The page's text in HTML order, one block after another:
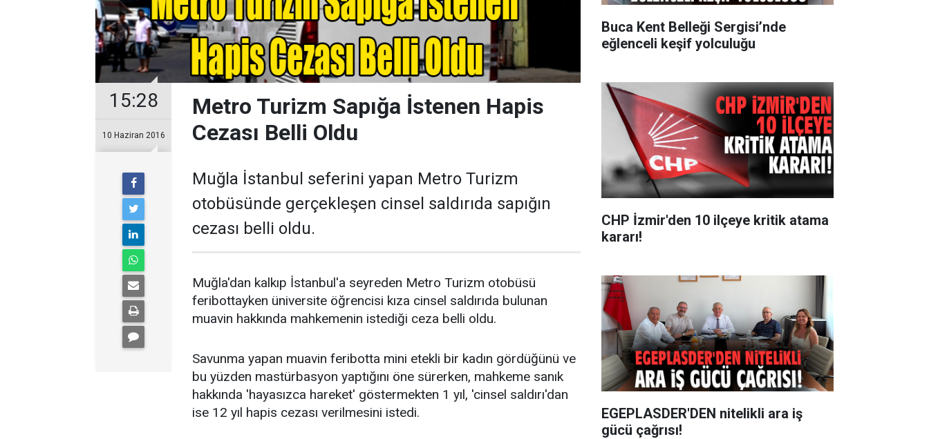
15:28
10 Haziran 2016
Metro Turizm Sapığa İstenen Hapis
Cezası Belli Oldu
Muğla İstanbul seferini yapan Metro Turizm
otobüsünde gerçekleşen cinsel saldırıda sapığın
cezası belli oldu.
Muğla'dan kalkıp İstanbul'a seyreden Metro Turizm otobüsü
feribottayken üniversite öğrencisi kıza cinsel saldırıda bulunan
muavin hakkında mahkemenin istediği ceza belli oldu.
Savunma yapan muavin feribotta mini etekli bir kadın gördüğünü ve
bu yüzden mastürbasyon yaptığını öne sürerken, mahkeme sanık
hakkında 'hayasızca hareket' göstermekten 1 yıl, 'cinsel saldırı'dan
ise 12 yıl hapis cezası verilmesini istedi.
Buca Kent Belleği Sergisi’nde
eğlenceli keşif yolculuğu
CHP İzmir'den 10 ilçeye kritik atama
kararı!
EGEPLASDER'DEN nitelikli ara iş
gücü çağrısı!